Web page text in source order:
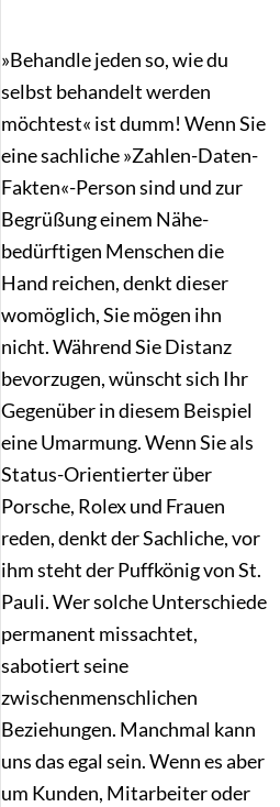
»Behandle jeden so, wie du
selbst behandelt werden
möchtest« ist dumm! Wenn Sie
eine sachliche »Zahlen-Daten-
Fakten«-Person sind und zur
Begrüßung einem Nähe-
bedürftigen Menschen die
Hand reichen, denkt dieser
womöglich, Sie mögen ihn
nicht. Während Sie Distanz
bevorzugen, wünscht sich Ihr
Gegenüber in diesem Beispiel
eine Umarmung. Wenn Sie als
Status-Orientierter über
Porsche, Rolex und Frauen
reden, denkt der Sachliche, vor
ihm steht der Puffkönig von St.
Pauli. Wer solche Unterschiede
permanent missachtet,
sabotiert seine
zwischenmenschlichen
Beziehungen. Manchmal kann
uns das egal sein. Wenn es aber
um Kunden, Mitarbeiter oder